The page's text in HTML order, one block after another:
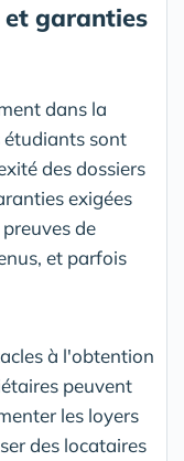
et garanties
dans la
étudiants sont
des dossiers
exigées
de
et parfois
à l'obtention
peuvent
les loyers
des locataires